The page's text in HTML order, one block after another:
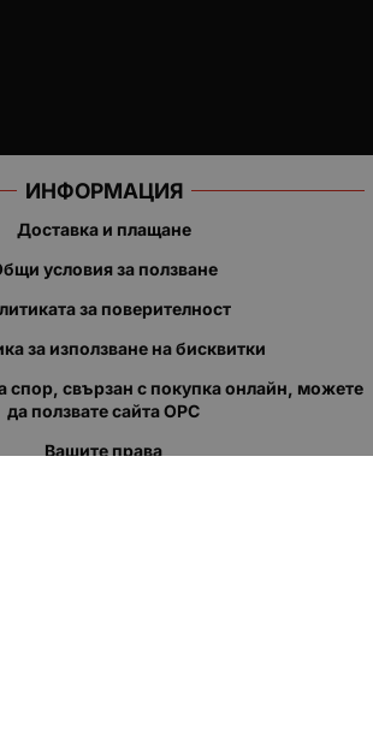
ИНФОРМАЦИЯ
Доставка и плащане
условия за ползване
за поверителност
за използване на бисквитки
спор, свързан с покупка онлайн, можете
да ползвате сайта ОРС
Вашите права